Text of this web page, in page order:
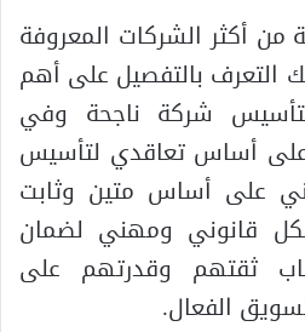
من أكثر الشركات المعروفة
التعرف بالتفصيل على أهم
شركة ناجحة وفي
أساس تعاقدي لتأسيس
على أساس متين وثابت
قانوني ومهني لضمان
ثقتهم وقدرتهم على
الفعال.